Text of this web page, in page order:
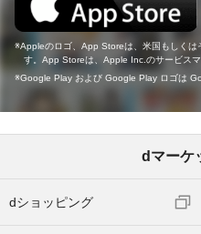
Appleのロゴ、App Storeは、米国もしく
す。App Storeは、Apple Inc.のサービスマ
Google Play および Google Play ロゴは
dマーケ
dショッピング